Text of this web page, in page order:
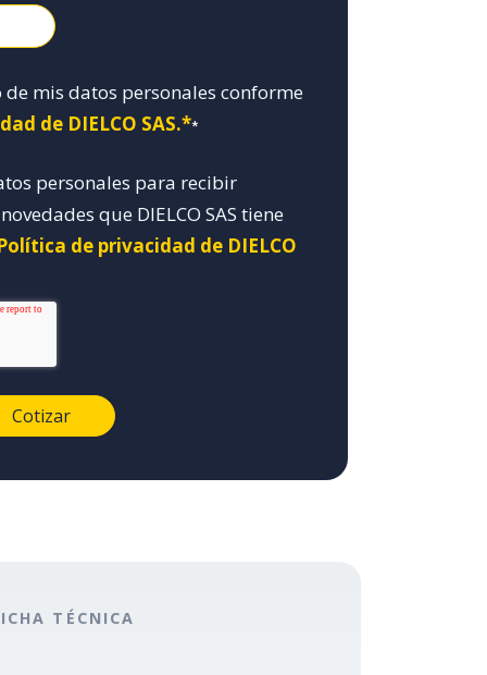
mis datos personales conforme
de DIELCO SAS.**
personales para recibir
que DIELCO SAS tiene
de privacidad de DIELCO
TÉCNICA